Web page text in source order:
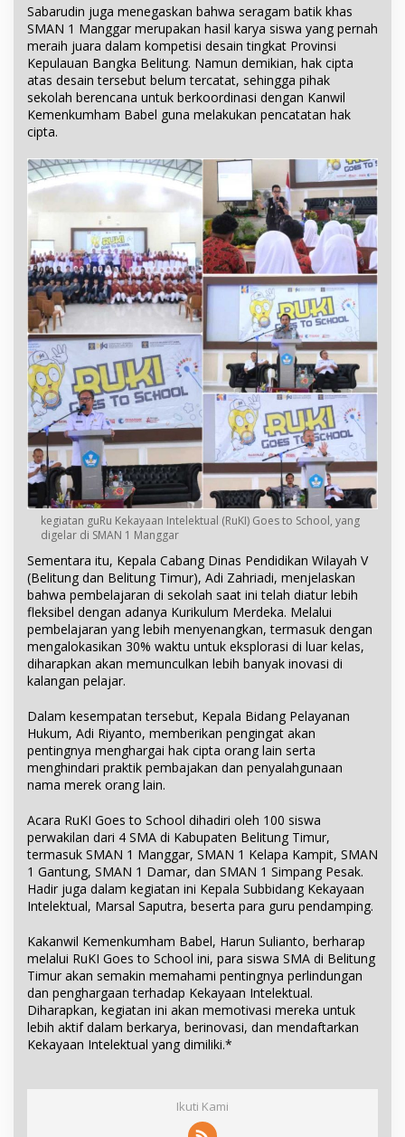
Sabarudin juga menegaskan bahwa seragam batik khas
SMAN 1 Manggar merupakan hasil karya siswa yang pernah
meraih juara dalam kompetisi desain tingkat Provinsi
Kepulauan Bangka Belitung. Namun demikian, hak cipta
atas desain tersebut belum tercatat, sehingga pihak
sekolah berencana untuk berkoordinasi dengan Kanwil
Kemenkumham Babel guna melakukan pencatatan hak
cipta.
kegiatan guRu Kekayaan Intelektual (RuKI) Goes to School, yang
digelar di SMAN 1 Manggar
Sementara itu, Kepala Cabang Dinas Pendidikan Wilayah V
(Belitung dan Belitung Timur), Adi Zahriadi, menjelaskan
bahwa pembelajaran di sekolah saat ini telah diatur lebih
fleksibel dengan adanya Kurikulum Merdeka. Melalui
pembelajaran yang lebih menyenangkan, termasuk dengan
mengalokasikan 30% waktu untuk eksplorasi di luar kelas,
diharapkan akan memunculkan lebih banyak inovasi di
kalangan pelajar.
Dalam kesempatan tersebut, Kepala Bidang Pelayanan
Hukum, Adi Riyanto, memberikan pengingat akan
pentingnya menghargai hak cipta orang lain serta
menghindari praktik pembajakan dan penyalahgunaan
nama merek orang lain.
Acara RuKI Goes to School dihadiri oleh 100 siswa
perwakilan dari 4 SMA di Kabupaten Belitung Timur,
termasuk SMAN 1 Manggar, SMAN 1 Kelapa Kampit, SMAN
1 Gantung, SMAN 1 Damar, dan SMAN 1 Simpang Pesak.
Hadir juga dalam kegiatan ini Kepala Subbidang Kekayaan
Intelektual, Marsal Saputra, beserta para guru pendamping.
Kakanwil Kemenkumham Babel, Harun Sulianto, berharap
melalui RuKI Goes to School ini, para siswa SMA di Belitung
Timur akan semakin memahami pentingnya perlindungan
dan penghargaan terhadap Kekayaan Intelektual.
Diharapkan, kegiatan ini akan memotivasi mereka untuk
lebih aktif dalam berkarya, berinovasi, dan mendaftarkan
Kekayaan Intelektual yang dimiliki.*
Ikuti Kami